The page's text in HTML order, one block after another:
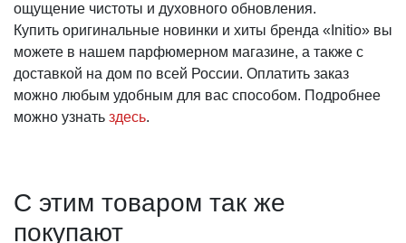
ощущение чистоты и духовного обновления.
Купить оригинальные новинки и хиты бренда «Initio» вы
можете в нашем парфюмерном магазине, а также с
доставкой на дом по всей России. Оплатить заказ
можно любым удобным для вас способом. Подробнее
можно узнать здесь.
С этим товаром так же
покупают